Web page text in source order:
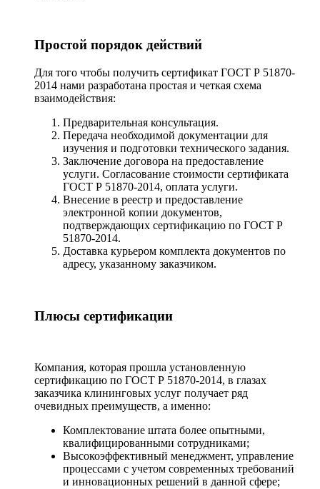
Простой порядок действий
Для того чтобы получить сертификат ГОСТ Р 51870-
2014 нами разработана простая и четкая схема
взаимодействия:
Предварительная консультация.
Передача необходимой документации для
изучения и подготовки технического задания.
Заключение договора на предоставление
услуги. Согласование стоимости сертификата
ГОСТ Р 51870-2014, оплата услуги.
Внесение в реестр и предоставление
электронной копии документов,
подтверждающих сертификацию по ГОСТ Р
51870-2014.
Доставка курьером комплекта документов по
адресу, указанному заказчиком.
Плюсы сертификации
Компания, которая прошла установленную
сертификацию по ГОСТ Р 51870-2014, в глазах
заказчика клининговых услуг получает ряд
очевидных преимуществ, а именно:
Комплектование штата более опытными,
квалифицированными сотрудниками;
Высокоэффективный менеджмент, управление
процессами с учетом современных требований
и инновационных решений в данной сфере;